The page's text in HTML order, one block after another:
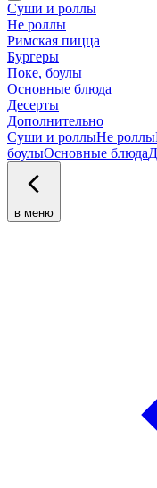
Суши и роллы
Не роллы
Римская пицца
Бургеры
Поке, боулы
Основные блюда
Десерты
Дополнительно
Суши и роллыНе роллы
боулыОсновные блюда
в меню